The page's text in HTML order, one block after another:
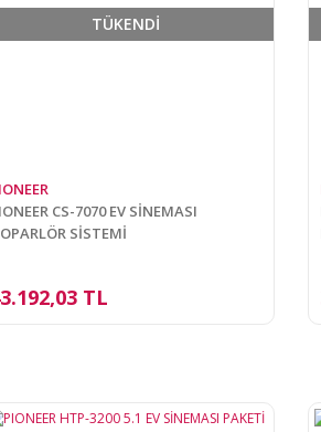
TÜKENDİ
CS-7070 EV SİNEMASI
SİSTEMİ
TL